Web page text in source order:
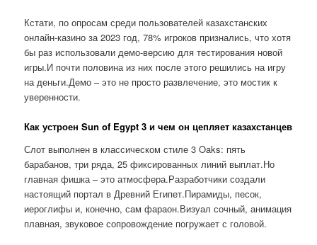
Кстати, по опросам среди пользователей казахстанских
онлайн-казино за 2023 год, 78% игроков признались, что хотя
бы раз использовали демо-версию для тестирования новой
игры.И почти половина из них после этого решились на игру
на деньги.Демо – это не просто развлечение, это мостик к
уверенности.
Как устроен Sun of Egypt 3 и чем он цепляет казахстанцев
Слот выполнен в классическом стиле 3 Oaks: пять
барабанов, три ряда, 25 фиксированных линий выплат.Но
главная фишка – это атмосфера.Разработчики создали
настоящий портал в Древний Египет.Пирамиды, песок,
иероглифы и, конечно, сам фараон.Визуал сочный, анимация
плавная, звуковое сопровождение погружает с головой.